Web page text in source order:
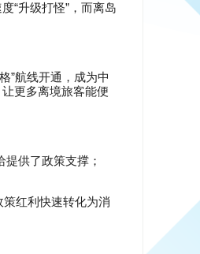
度“升级打怪” ，而离岛
”航线开通，成为中
更多离境旅客能便
提供了政策支撑；
红利快速转化为消